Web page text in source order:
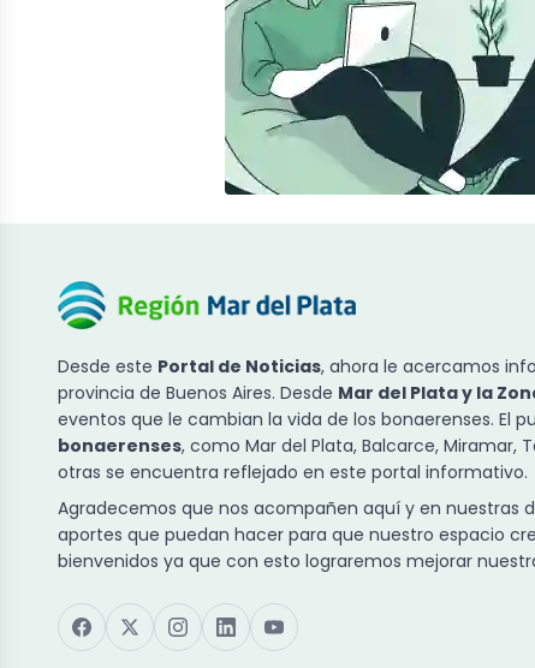
Desde este Portal de Noticias, ahora le acercamos
provincia de Buenos Aires. Desde Mar del Plata y la
eventos que le cambian la vida de los bonaerenses. El
bonaerenses, como Mar del Plata, Balcarce, Miramar,
otras se encuentra reflejado en este portal informativo.
Agradecemos que nos acompañen aquí y en nuestras
aportes que puedan hacer para que nuestro espacio
bienvenidos ya que con esto lograremos mejorar